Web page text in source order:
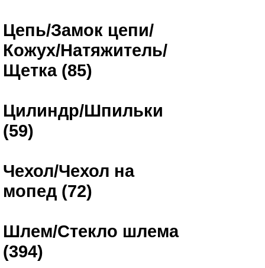
Цепь/Замок цепи/
Кожух/Натяжитель/
Щетка (85)
Цилиндр/Шпильки
(59)
Чехол/Чехол на
мопед (72)
Шлем/Стекло шлема
(394)